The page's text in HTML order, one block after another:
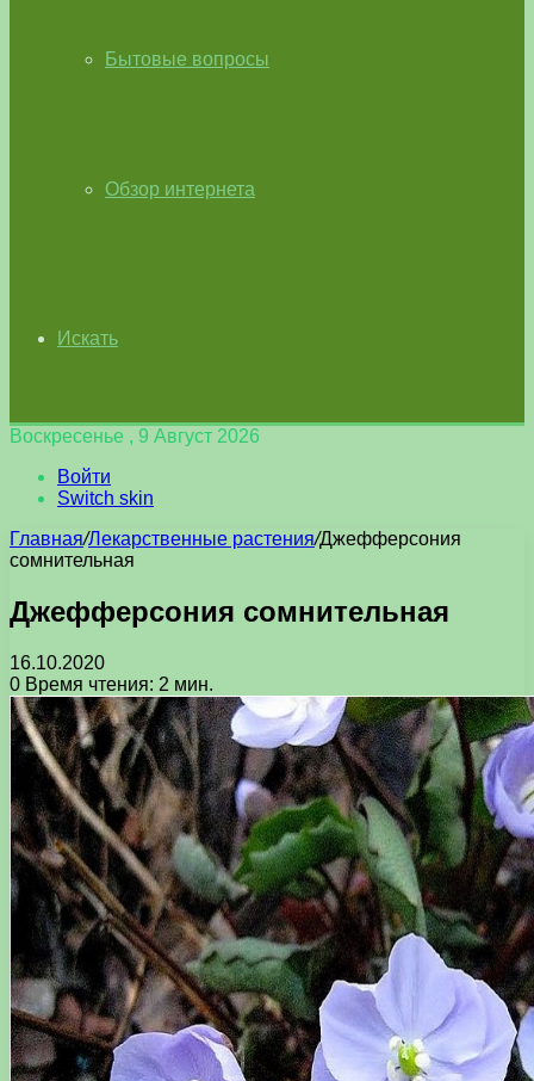
Бытовые вопросы
Обзор интернета
Искать
Воскресенье , 9 Август 2026
Войти
Switch skin
Главная/Лекарственные растения/Джефферсония
сомнительная
Джефферсония сомнительная
16.10.2020
0 Время чтения: 2 мин.